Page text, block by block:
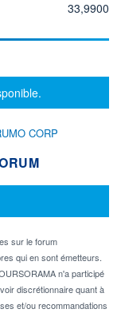
33,9900
CORP
sur le forum
qui en sont émetteurs.
n'a participé
discrétionnaire quant à
et/ou recommandations